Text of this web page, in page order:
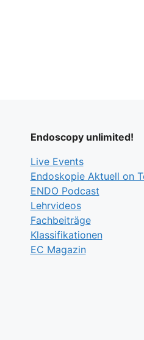
Endoscopy unlimited!
Live Events
Endoskopie Aktuell on
ENDO Podcast
Lehrvideos
Fachbeiträge
Klassifikationen
EC Magazin